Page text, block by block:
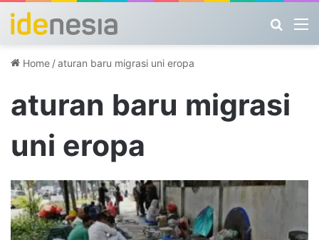
Home /aturan baru migrasi uni eropa
aturan baru migrasi
uni eropa